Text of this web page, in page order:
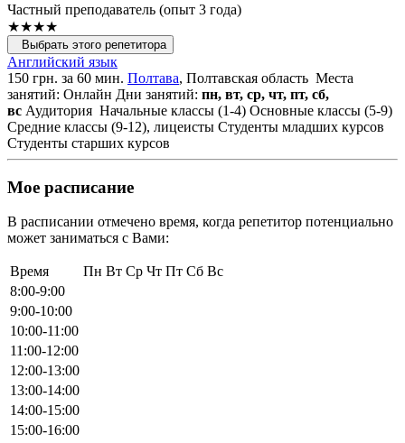
Частный преподаватель (опыт 3 года)
★★★★
Выбрать этого репетитора
Английский язык
150 грн. за 60 мин. Полтава, Полтавская область Места
занятий: Онлайн Дни занятий: пн, вт, ср, чт, пт, сб,
вс Аудитория Начальные классы (1-4) Основные классы (5-9)
Средние классы (9-12), лицеисты Студенты младших курсов
Студенты старших курсов
Мое расписание
В расписании отмечено время, когда репетитор потенциально
может заниматься с Вами:
Время Пн Вт Ср Чт Пт Сб Вс
8:00-9:00
9:00-10:00
10:00-11:00
11:00-12:00
12:00-13:00
13:00-14:00
14:00-15:00
15:00-16:00